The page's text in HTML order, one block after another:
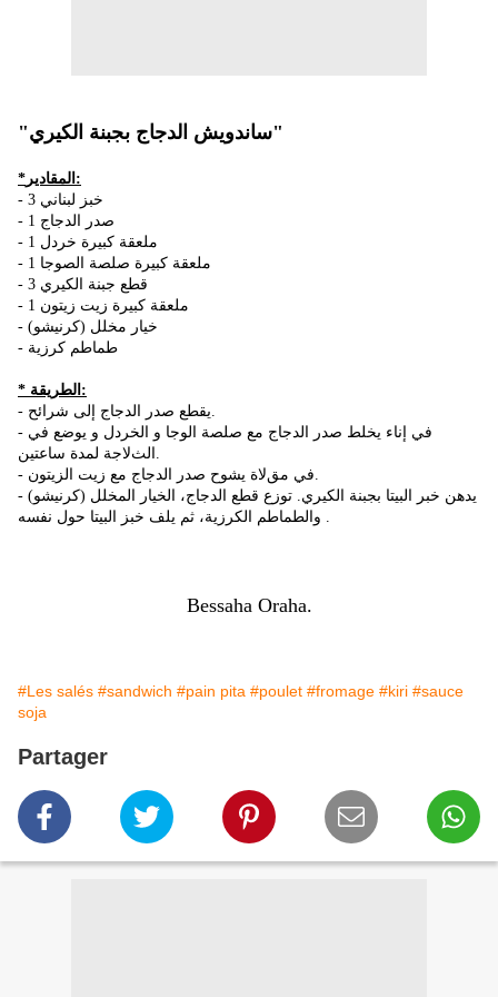
"ساندويش الدجاج بجبنة الكيري"
*المقادير:
- خبز لبناني 3
- 1 صدر الدجاج
- 1 ملعقة كبيرة خردل
- 1 ملعقة كبيرة صلصة الصوجا
- 3 قطع جبنة الكيري
- 1 ملعقة كبيرة زيت زيتون
- (خيار مخلل (كرنيشو
- طماطم كرزية
* الطريقة:
- يقطع صدر الدجاج إلى شرائح.
- في إناء يخلط صدر الدجاج مع صلصة الوجا و الخردل و يوضع في
الثﻻجة لمدة ساعتين.
- في مقﻻة يشوح صدر الدجاج مع زيت الزيتون.
- يدهن خبر البيتا بجبنة الكيري. توزع قطع الدجاج، الخيار المخلل (كرنيشو)
والطماطم الكرزية، ثم يلف خبز البيتا حول نفسه .
Bessaha Oraha.
#Les salés #sandwich #pain pita #poulet #fromage #kiri #sauce
soja
Partager